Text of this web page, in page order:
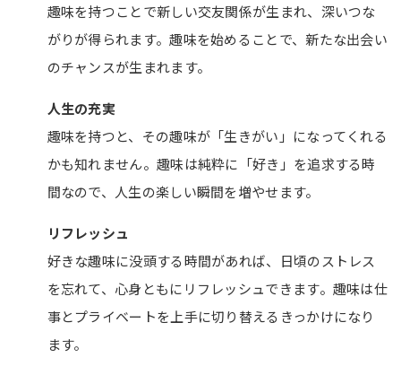
登山
カメラ
アウトドアエクササイズ
ジョギング
サイクリング
ボルダリング
お金をかけずに楽しめる大人の趣味5選
散歩
ヨガ
詩・俳句
瞑想
書道
趣味を持つことで新しい交友関係が生まれ、深いつな
がりが得られます。趣味を始めることで、新たな出会い
のチャンスが生まれます。
人生の充実
趣味を持つと、その趣味が「生きがい」になってくれる
かも知れません。趣味は純粋に「好き」を追求する時
間なので、人生の楽しい瞬間を増やせます。
リフレッシュ
好きな趣味に没頭する時間があれば、日頃のストレス
を忘れて、心身ともにリフレッシュできます。趣味は仕
事とプライベートを上手に切り替えるきっかけになり
ます。